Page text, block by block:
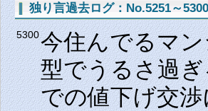
独り言過去ログ：No.5251～
5300今住んでるマ
型でうるさ過
での値下げ交